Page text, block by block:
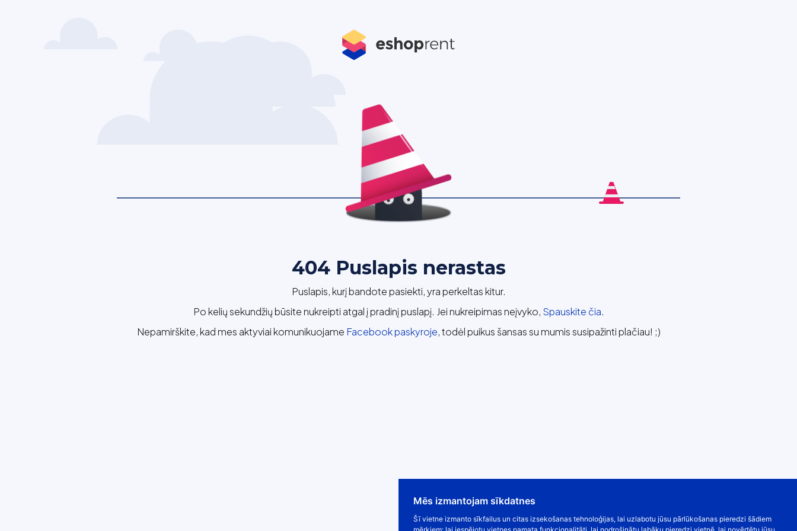
Mēs izmantojam sīkdatnes
Šī vietne izmanto sīkfailus un citas izsekošanas tehnoloģijas, lai uzlabotu jūsu pārlūkošanas pieredzi šādiem
404 Puslapis nerastas
Puslapis, kurį bandote pasiekti, yra perkeltas kitur.
Po kelių sekundžių būsite nukreipti atgal į pradinį puslapį. Jei nukreipimas neįvyko, Spauskite čia.
Nepamirškite, kad mes aktyviai komunikuojame Facebook paskyroje, todėl puikus šansas su mumis susipažinti plačiau! ;)